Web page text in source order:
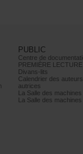
PUBLIC
PREMIÈRELECTURE
Divans-lits
autrices